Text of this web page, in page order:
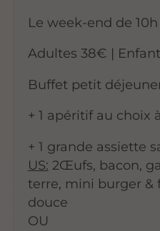
Le week-end de 10h
Adultes 38€ |
Buffet petit
+ 1 apéritif au choix
+ 1 grande assiette
US: 2Œufs, bacon,
terre, mini burger &
douce
OU